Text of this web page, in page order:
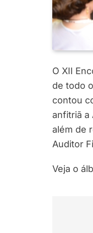
O XII
de todo
contou
anfitriã a
além de
Auditor
Veja o